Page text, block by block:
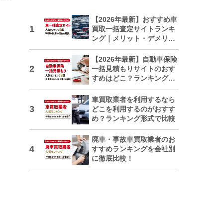
【2026年最新】おすすめ車
買取一括査定サイトランキ
ング｜メリット・デメリッ
トも解説
【2026年最新】自動車保険
一括見積もりサイトのおす
すめはどこ？ランキングで
車買取業者を利用するなら
どこを利用するのがおすす
め？ランキング形式で比較
廃車・事故車買取業者のお
すすめランキングを会社別
に徹底比較！